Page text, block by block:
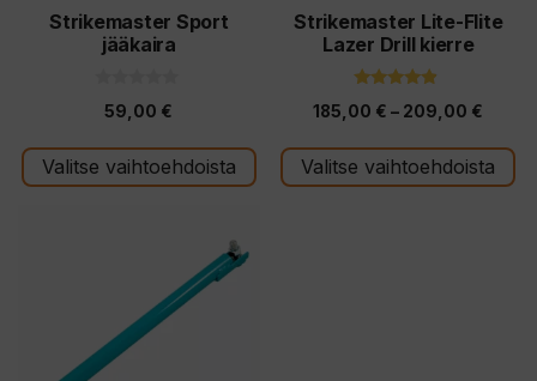
Strikemaster Sport
jääkaira
s
t
ä
59,00 €
Valitse vaihtoehdoista
tuotteen
Strikemaster Lite-Flite
Lazer Drill kierre
5:stä
185,00 € – 209,00 €
-
Valitse vaihtoehdoista
tuotteen
sivulla.